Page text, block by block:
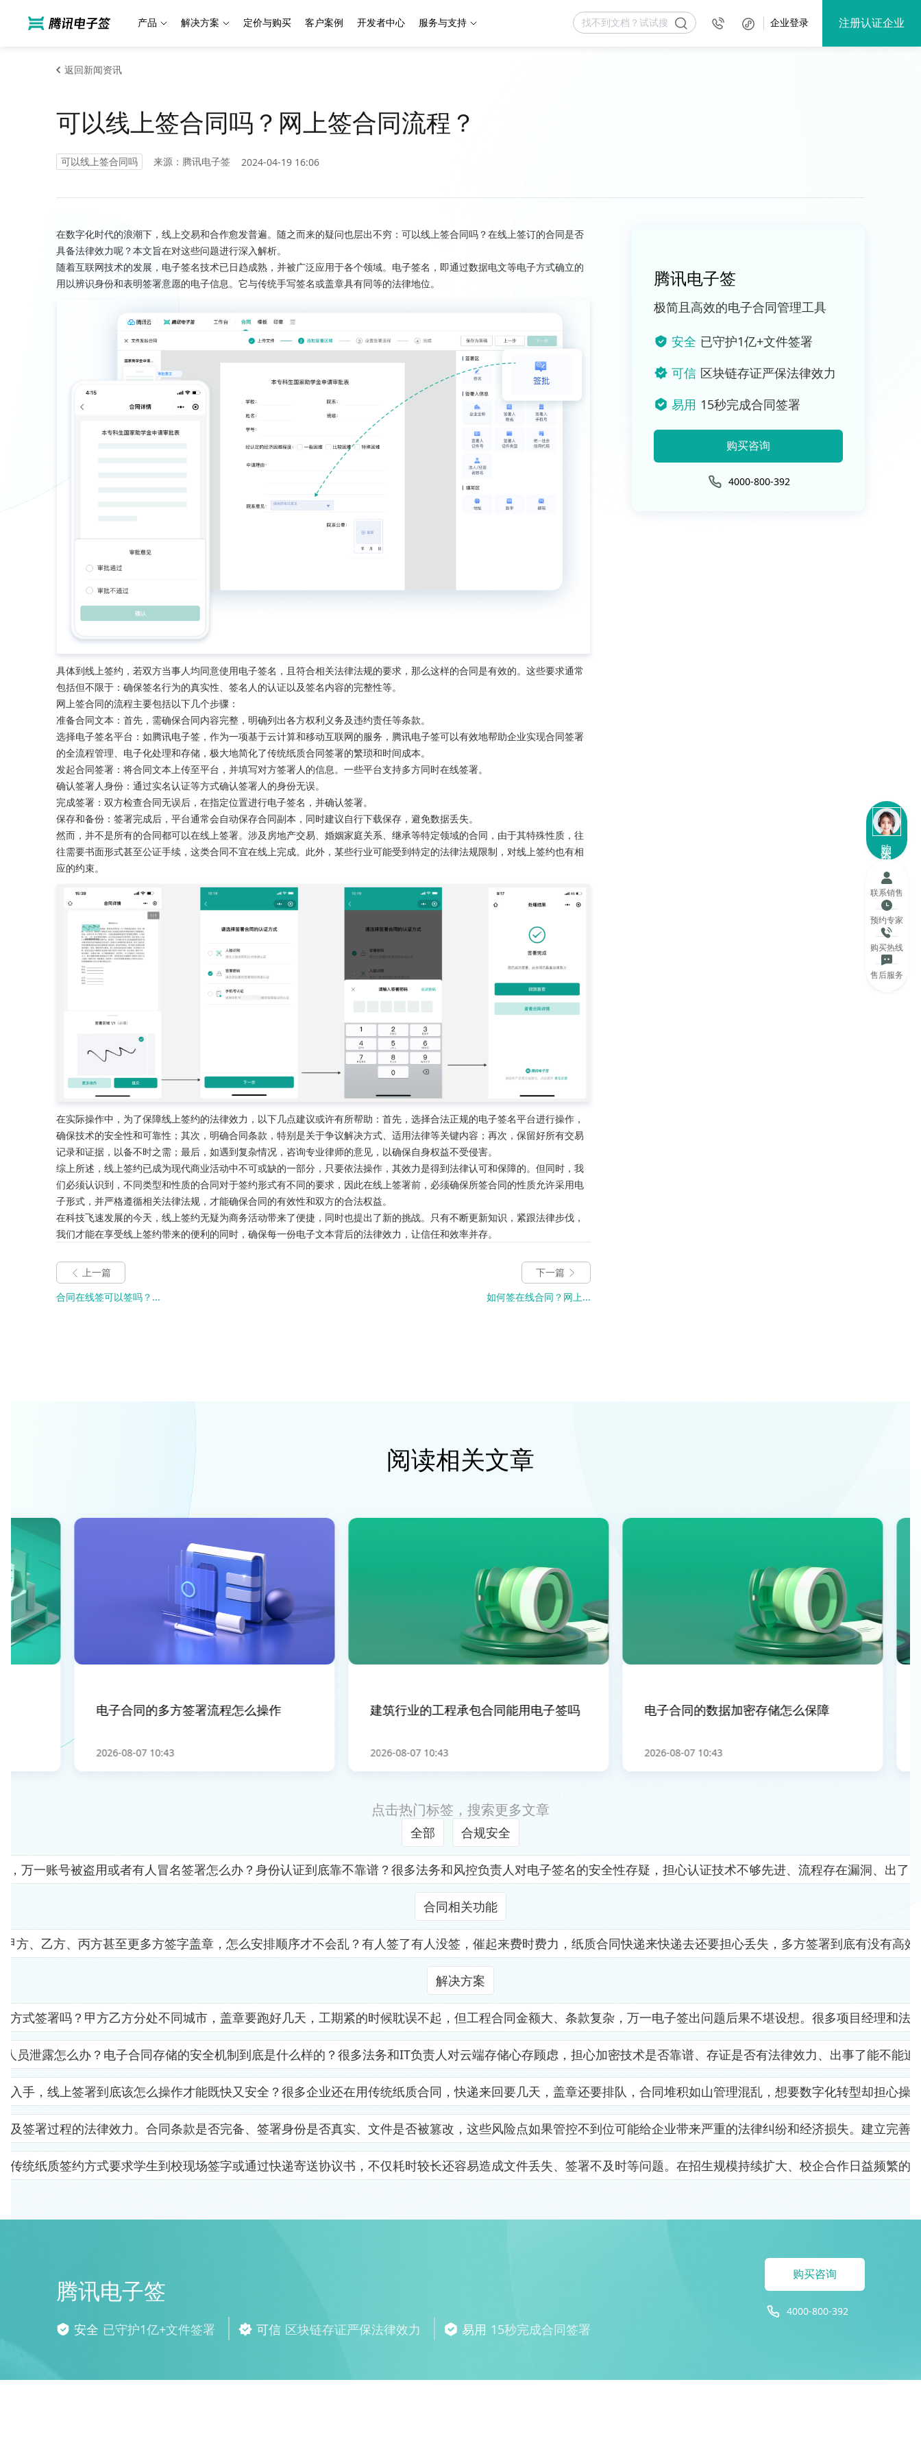
产品 解决方案 定价与购买 客户案例 开发者中心 服务与支持 企业登录 注册认证企业
返回新闻资讯
可以线上签合同吗？网上签合同流程？
可以线上签合同吗 来源：腾讯电子签 2024-04-19 16:06
在数字化时代的浪潮下，线上交易和合作愈发普遍。随之而来的疑问也层出不穷：可以线上签合同吗？在线上签订的合同是否
具备法律效力呢？本文旨在对这些问题进行深入解析。
随着互联网技术的发展，电子签名技术已日趋成熟，并被广泛应用于各个领域。电子签名，即通过数据电文等电子方式确立的
用以辨识身份和表明签署意愿的电子信息。它与传统手写签名或盖章具有同等的法律地位。
具体到线上签约，若双方当事人均同意使用电子签名，且符合相关法律法规的要求，那么这样的合同是有效的。这些要求通常
包括但不限于：确保签名行为的真实性、签名人的认证以及签名内容的完整性等。
网上签合同的流程主要包括以下几个步骤：
准备合同文本：首先，需确保合同内容完整，明确列出各方权利义务及违约责任等条款。
选择电子签名平台：如腾讯电子签，作为一项基于云计算和移动互联网的服务，腾讯电子签可以有效地帮助企业实现合同签署
的全流程管理、电子化处理和存储，极大地简化了传统纸质合同签署的繁琐和时间成本。
发起合同签署：将合同文本上传至平台，并填写对方签署人的信息。一些平台支持多方同时在线签署。
确认签署人身份：通过实名认证等方式确认签署人的身份无误。
完成签署：双方检查合同无误后，在指定位置进行电子签名，并确认签署。
保存和备份：签署完成后，平台通常会自动保存合同副本，同时建议自行下载保存，避免数据丢失。
然而，并不是所有的合同都可以在线上签署。涉及房地产交易、婚姻家庭关系、继承等特定领域的合同，由于其特殊性质，往
往需要书面形式甚至公证手续，这类合同不宜在线上完成。此外，某些行业可能受到特定的法律法规限制，对线上签约也有相
应的约束。
在实际操作中，为了保障线上签约的法律效力，以下几点建议或许有所帮助：首先，选择合法正规的电子签名平台进行操作，
确保技术的安全性和可靠性；其次，明确合同条款，特别是关于争议解决方式、适用法律等关键内容；再次，保留好所有交易
记录和证据，以备不时之需；最后，如遇到复杂情况，咨询专业律师的意见，以确保自身权益不受侵害。
综上所述，线上签约已成为现代商业活动中不可或缺的一部分，只要依法操作，其效力是得到法律认可和保障的。但同时，我
们必须认识到，不同类型和性质的合同对于签约形式有不同的要求，因此在线上签署前，必须确保所签合同的性质允许采用电
子形式，并严格遵循相关法律法规，才能确保合同的有效性和双方的合法权益。
在科技飞速发展的今天，线上签约无疑为商务活动带来了便捷，同时也提出了新的挑战。只有不断更新知识，紧跟法律步伐，
我们才能在享受线上签约带来的便利的同时，确保每一份电子文本背后的法律效力，让信任和效率并存。
上一篇
合同在线签可以签吗？...
下一篇
如何签在线合同？网上...
腾讯电子签
极简且高效的电子合同管理工具
安全 已守护1亿+文件签署
可信 区块链存证严保法律效力
易用 15秒完成合同签署
购买咨询
4000-800-392
阅读相关文章
电子合同的多方签署流程怎么操作
2026-08-07 10:43
建筑行业的工程承包合同能用电子签吗
2026-08-07 10:43
电子合同的数据加密存储怎么保障
2026-08-07 10:43
点击热门标签，搜索更多文章
全部 合规安全
万一账号被盗用或者有人冒名签署怎么办？身份认证到底靠不靠谱？很多法务和风控负责人对电子签名的安全性存疑，担心认证技术不够先进、流程存在漏洞、出了
合同相关功能
方、乙方、丙方甚至更多方签字盖章，怎么安排顺序才不会乱？有人签了有人没签，催起来费时费力，纸质合同快递来快递去还要担心丢失，多方签署到底有没有高
解决方案
方式签署吗？甲方乙方分处不同城市，盖章要跑好几天，工期紧的时候耽误不起，但工程合同金额大、条款复杂，万一电子签出问题后果不堪设想。很多项目经理和法
员泄露怎么办？电子合同存储的安全机制到底是什么样的？很多法务和IT负责人对云端存储心存顾虑，担心加密技术是否靠谱、存证是否有法律效力、出事了能不能
入手，线上签署到底该怎么操作才能既快又安全？很多企业还在用传统纸质合同，快递来回要几天，盖章还要排队，合同堆积如山管理混乱，想要数字化转型却担心操
签署过程的法律效力。合同条款是否完备、签署身份是否真实、文件是否被篡改，这些风险点如果管控不到位可能给企业带来严重的法律纠纷和经济损失。建立完
统纸质签约方式要求学生到校现场签字或通过快递寄送协议书，不仅耗时较长还容易造成文件丢失、签署不及时等问题。在招生规模持续扩大、校企合作日益频繁
腾讯电子签
安全 已守护1亿+文件签署 可信 区块链存证严保法律效力 易用 15秒完成合同签署
购买咨询
4000-800-392
购买咨询
联系销售
预约专家
购买热线
售后服务